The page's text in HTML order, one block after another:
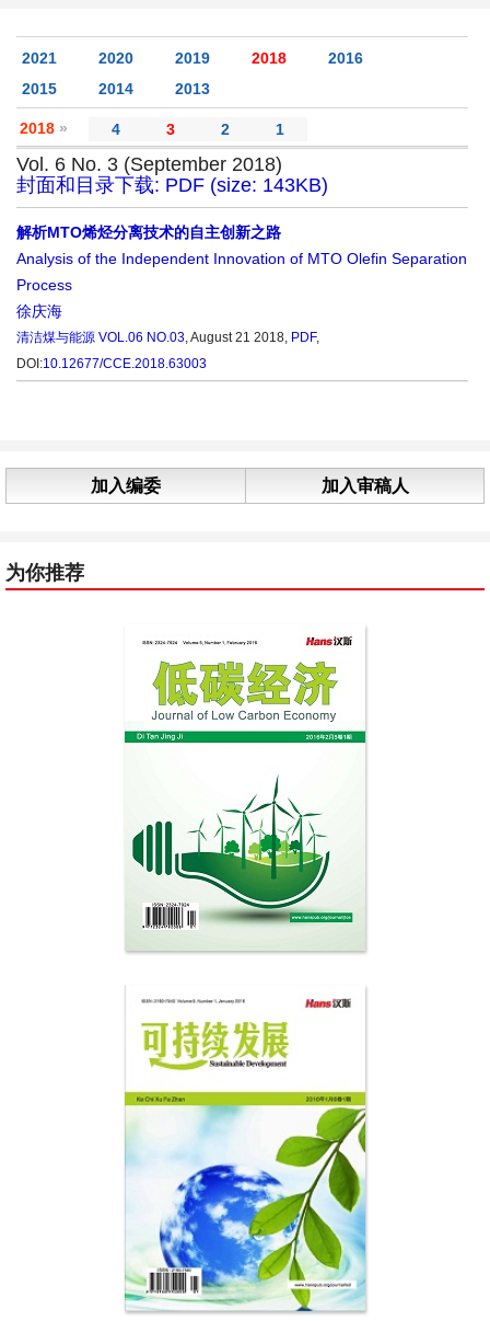
2021 2020 2019 2018
2016
2015
2014 2013
2018 » 4 3 2 1
Vol. 6 No. 3 (September 2018)
封面和目录下载: PDF (size: 143KB)
解析MTO烯烃分离技术的自主创新之路
Analysis of the Independent Innovation of MTO Olefin Separation
Process
徐庆海
清洁煤与能源 VOL.06 NO.03, August 21 2018, PDF,
DOI:10.12677/CCE.2018.63003
加入编委 加入审稿人
为你推荐